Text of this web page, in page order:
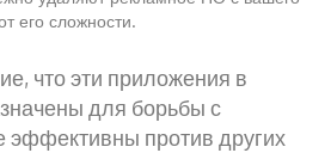
его сложности.
что эти приложения в
для борьбы с
эффективны против других